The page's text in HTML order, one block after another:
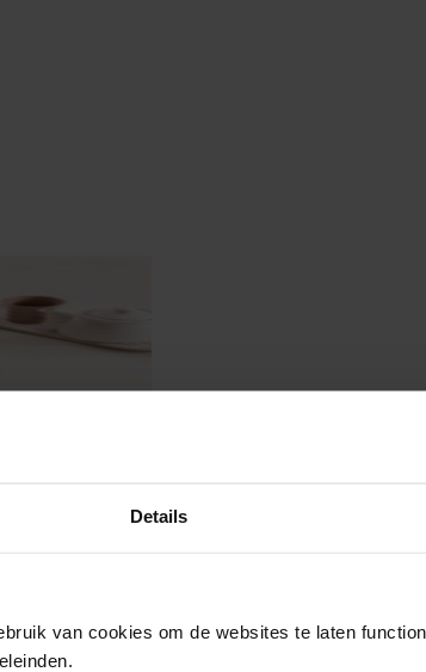
Details
van cookies om de websites te laten